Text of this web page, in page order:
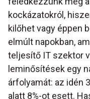
kockázatokról,
kilőhet vagy éppen
elmúlt napokban,
teljesítő IT szektor
leminősítések egy
árfolyamát: az idén
alatt 8%-ot esett.